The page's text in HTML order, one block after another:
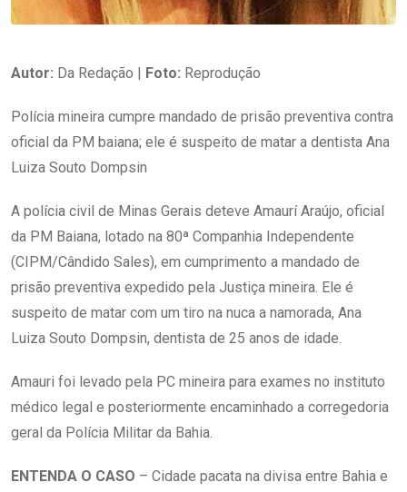
Autor: Da Redação | Foto: Reprodução
Polícia mineira cumpre mandado de prisão preventiva contra
oficial da PM baiana; ele é suspeito de matar a dentista Ana
Luiza Souto Dompsin
A polícia civil de Minas Gerais deteve Amaurí Araújo, oficial
da PM Baiana, lotado na 80ª Companhia Independente
(CIPM/Cândido Sales), em cumprimento a mandado de
prisão preventiva expedido pela Justiça mineira. Ele é
suspeito de matar com um tiro na nuca a namorada, Ana
Luiza Souto Dompsin, dentista de 25 anos de idade.
Amauri foi levado pela PC mineira para exames no instituto
médico legal e posteriormente encaminhado a corregedoria
geral da Polícia Militar da Bahia.
ENTENDA O CASO – Cidade pacata na divisa entre Bahia e